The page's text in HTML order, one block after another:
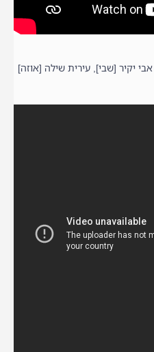
יקיר [שבי], עירית שילה [אוזה]